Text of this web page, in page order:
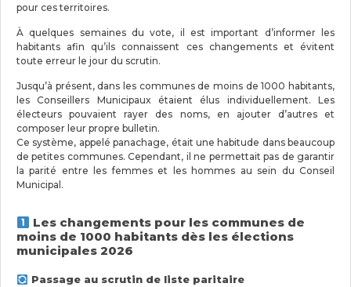
pour ces territoires.
À quelques semaines du vote, il est important d’informer les
habitants afin qu’ils connaissent ces changements et évitent
toute erreur le jour du scrutin.
Jusqu’à présent, dans les communes de moins de 1000 habitants,
les Conseillers Municipaux étaient élus individuellement. Les
électeurs pouvaient rayer des noms, en ajouter d’autres et
composer leur propre bulletin.
Ce système, appelé panachage, était une habitude dans beaucoup
de petites communes. Cependant, il ne permettait pas de garantir
la parité entre les femmes et les hommes au sein du Conseil
Municipal.
Les changements pour les communes de
moins de 1000 habitants dès les élections
municipales 2026
Passage au scrutin de liste paritaire